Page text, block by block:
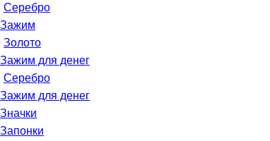
Серебро
Зажим
Золото
Зажим для денег
Серебро
Зажим для денег
Значки
Запонки